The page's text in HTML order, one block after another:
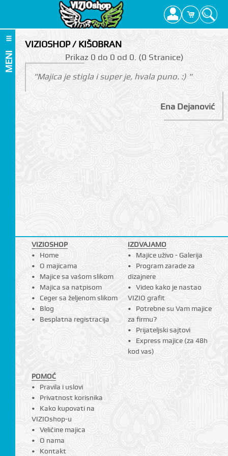
MENI
VIZIOSHOP / KIŠOBRAN
Prikаz 0 do 0 оd 0. (0 Strаnicе)
"Majica je stigla i super je, hvala puno. :) "
Ena Dejanović
VIZIOSHOP
Home
O majicama
Majice sa vašom slikom
Majica sa natpisom
Ceger sa željenom slikom
Blog
Besplatna registracija
IZDVAJAMO
Majice uživo - Galerija
Program zarade za
dizajnere
Video kako je nastao
VIZIO grafit
Potrebne su Vam majice
za firmu?
Prijateljski sajtovi
Express majice (za 48h
kod vas)
POMOĆ
Pravila i uslovi
Privatnost korisnika
Kako kupovati na
VIZIOshop-u
Veličine majica
O nama
Kontakt